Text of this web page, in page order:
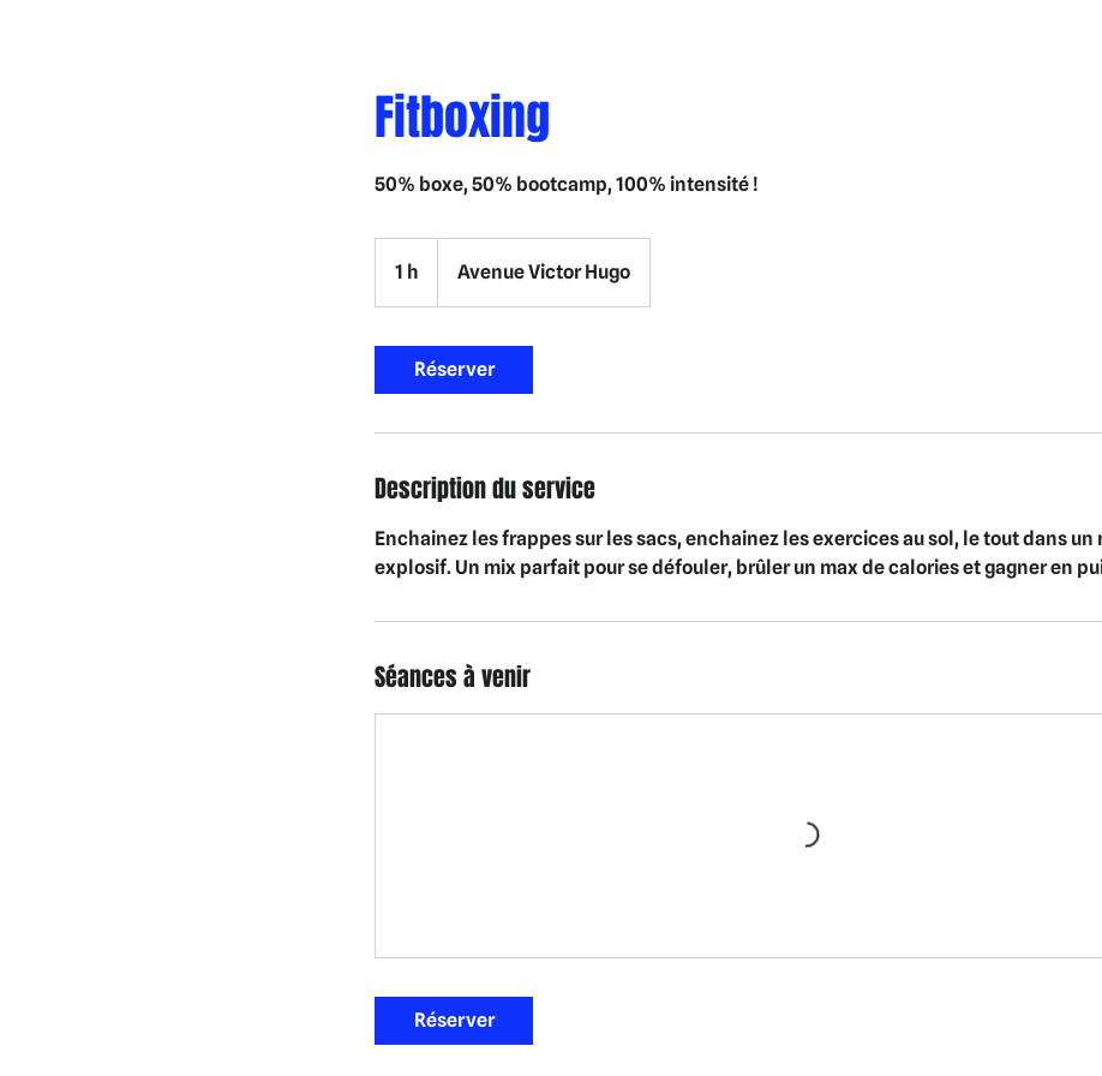
Fitboxing
50% boxe, 50% bootcamp, 100% intensité !
1 h Avenue Victor Hugo
Réserver
Description du service
Enchainez les frappes sur les sacs, enchainez les exercices au sol, le tout dans
explosif. Un mix parfait pour se défouler, brûler un max de calories et gagner en
Séances à venir
Réserver